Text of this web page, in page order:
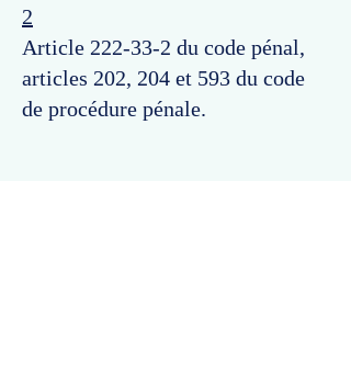
2
Article 222-33-2 du code pénal,
articles 202, 204 et 593 du code
de procédure pénale.